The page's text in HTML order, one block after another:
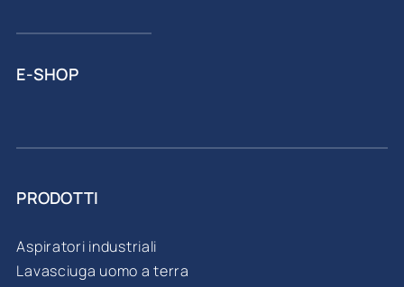
E-SHOP
PRODOTTI
Aspiratori industriali
Lavasciuga uomo a terra